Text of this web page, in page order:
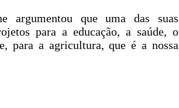
argumentou que uma das suas
para a educação, a saúde, o
para a agricultura, que é a nossa